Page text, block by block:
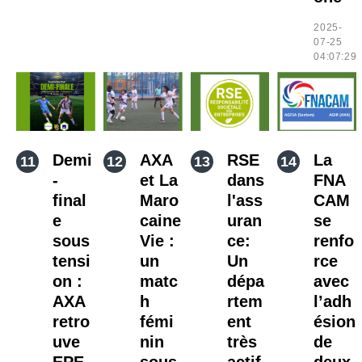
2025-
07-25
04:07:29
Demi
-
final
e
sous
tensi
on :
AXA
retro
uve
AXA
et La
Maro
caine
Vie :
un
matc
h
fémi
nin
RSE
dans
l'ass
uran
ce:
Un
dépa
rtem
ent
très
La
FNA
CAM
se
renfo
rce
avec
l’adh
ésion
de